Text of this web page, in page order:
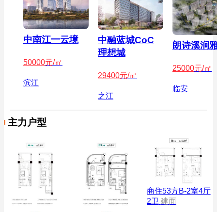
中南江一云境
50000元/㎡
滨江
中融蓝城CoC
理想城
29400元/㎡
之江
朗诗溪涧
25000元/㎡
临安
主力户型
商住53方B-2室4厅
2卫 建面